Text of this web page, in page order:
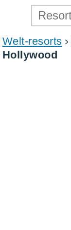
Welt-resorts
Hollywood